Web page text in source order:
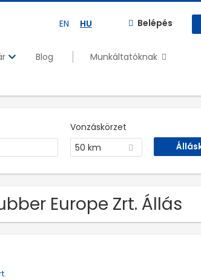
EN HU Belépés
Blog
Munkáltatóknak
Vonzáskörzet
50 km
Europe Zrt. Állás